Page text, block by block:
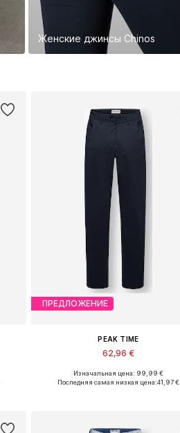
Женские джинсы Chinos
ПРЕДЛОЖЕНИЕ
PEAK TIME
62,96 €
Доступно множество размеров
Изначальная цена: 99,99 €
Последняя самая низкая цена:41,97 €